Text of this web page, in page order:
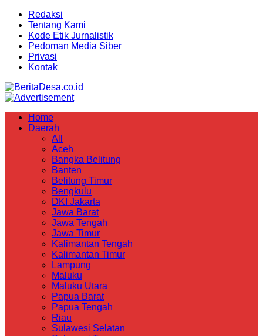
Redaksi
Tentang Kami
Kode Etik Jurnalistik
Pedoman Media Siber
Privasi
Kontak
Home
Daerah
All
Aceh
Bangka Belitung
Banten
Belitung Timur
Bengkulu
DKI Jakarta
Jawa Barat
Jawa Tengah
Jawa Timur
Kalimantan Tengah
Kalimantan Timur
Lampung
Maluku
Maluku Utara
Papua Barat
Papua Tengah
Riau
Sulawesi Selatan